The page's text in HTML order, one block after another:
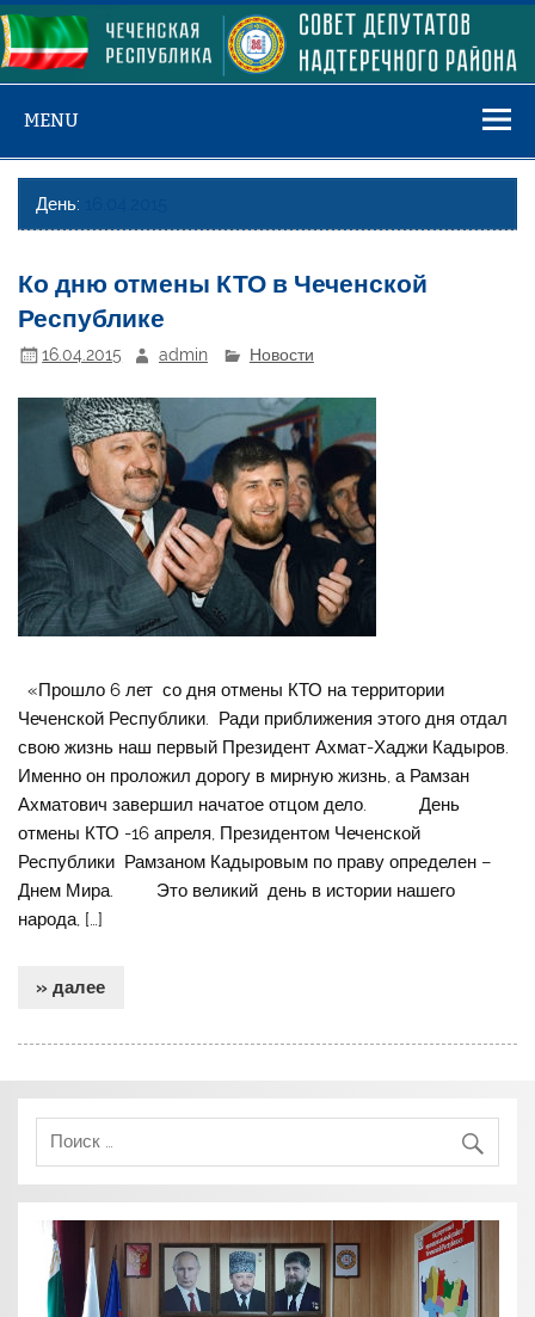
Skip
to
content
MENU
День:
Ко дню отмены КТО в Чеченской
Республике
16.04.2015 admin Новости
«Прошло 6 лет со дня отмены КТО на территории
Чеченской Республики. Ради приближения этого дня отдал
свою жизнь наш первый Президент Ахмат-Хаджи Кадыров.
Именно он проложил дорогу в мирную жизнь, а Рамзан
Ахматович завершил начатое отцом дело. День
отмены КТО -16 апреля, Президентом Чеченской
Республики Рамзаном Кадыровым по праву определен –
Днем Мира. Это великий день в истории нашего
народа, […]
» далее